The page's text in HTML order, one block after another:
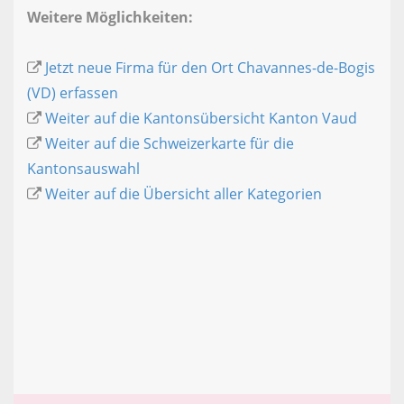
Weitere Möglichkeiten:
Jetzt neue Firma für den Ort Chavannes-de-Bogis
(VD) erfassen
Weiter auf die Kantonsübersicht Kanton Vaud
Weiter auf die Schweizerkarte für die
Kantonsauswahl
Weiter auf die Übersicht aller Kategorien